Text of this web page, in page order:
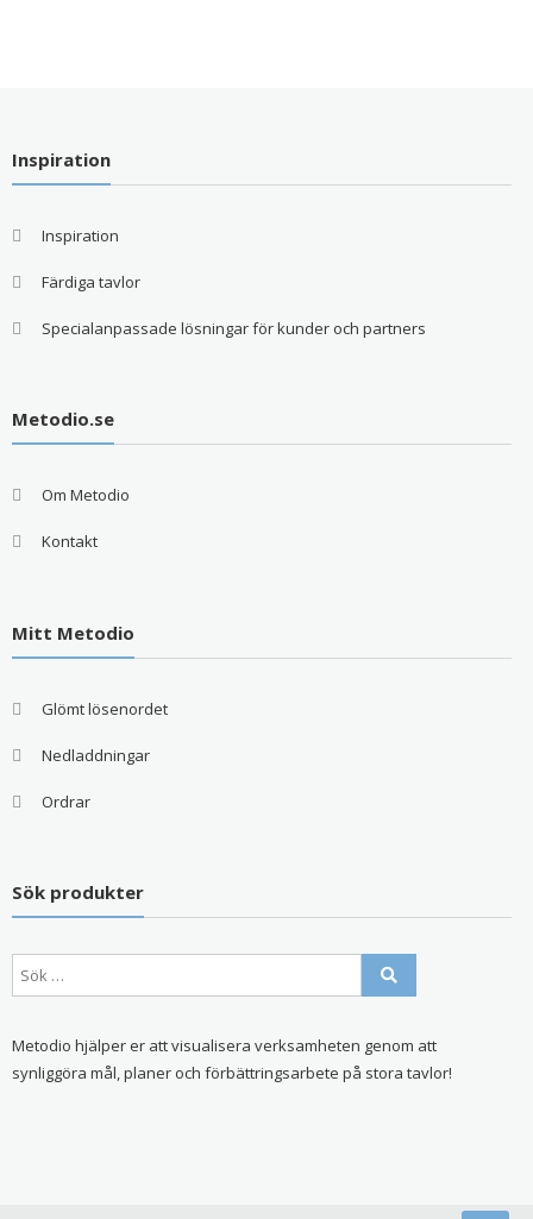
Inspiration
Inspiration
Färdiga tavlor
Specialanpassade lösningar för kunder och partners
Metodio.se
Om Metodio
Kontakt
Mitt Metodio
Glömt lösenordet
Nedladdningar
Ordrar
Sök produkter
Metodio hjälper er att visualisera verksamheten genom att
synliggöra mål, planer och förbättringsarbete på stora tavlor!